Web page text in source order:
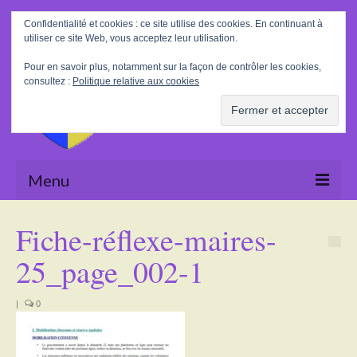
Rechercher
:
Menu
La Mairie
Le village
Fiche-réflexe-maires-
25_page_002-1
| 0
Confidentialité et cookies : ce site utilise des cookies. En continuant à
utiliser ce site Web, vous acceptez leur utilisation.
Pour en savoir plus, notamment sur la façon de contrôler les cookies,
consultez : Politique relative aux cookies